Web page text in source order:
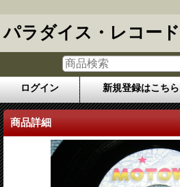
パラダイス・レコード
ログイン 新規登録はこちら
商品詳細